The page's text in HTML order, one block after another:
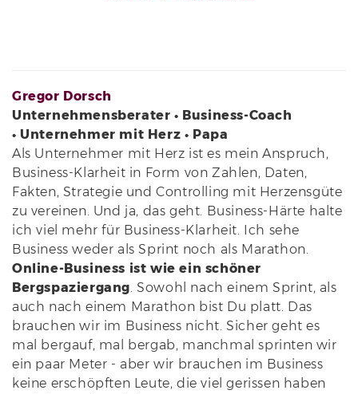
Gregor Dorsch
Unternehmensberater • Business-Coach
• Unternehmer mit Herz • Papa
Als Unternehmer mit Herz ist es mein Anspruch,
Business-Klarheit in Form von Zahlen, Daten,
Fakten, Strategie und Controlling mit Herzensgüte
zu vereinen. Und ja, das geht. Business-Härte halte
ich viel mehr für Business-Klarheit. Ich sehe
Business weder als Sprint noch als Marathon.
Online-Business ist wie ein schöner
Bergspaziergang. Sowohl nach einem Sprint, als
auch nach einem Marathon bist Du platt. Das
brauchen wir im Business nicht. Sicher geht es
mal bergauf, mal bergab, manchmal sprinten wir
ein paar Meter - aber wir brauchen im Business
keine erschöpften Leute, die viel gerissen haben